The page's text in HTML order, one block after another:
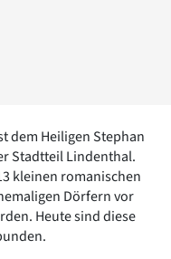
dem Heiligen Stephan
Stadtteil Lindenthal.
kleinen romanischen
Dörfern vor
Heute sind diese